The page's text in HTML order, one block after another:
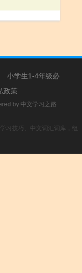
小学生1-4年级必
政策
by 中文学习之路
习技巧、中文词汇词库，组